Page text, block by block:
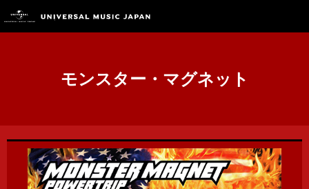
モンスター・マグネット